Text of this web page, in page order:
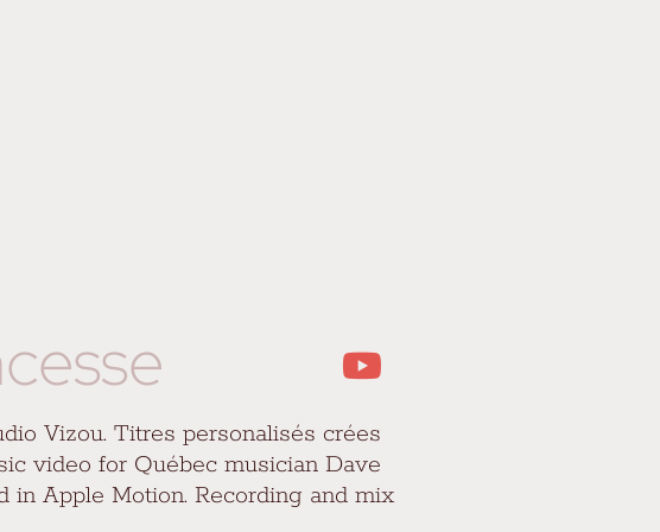
Vizou. Titres personalisés crées
video for Québec musician Dave
in Apple Motion. Recording and mix